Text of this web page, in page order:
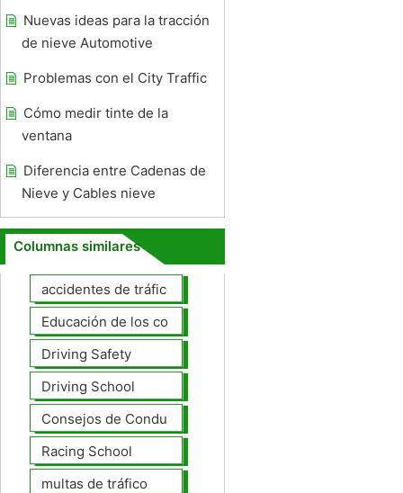
Nuevas ideas para la tracción
de nieve Automotive
Problemas con el City Traffic
Cómo medir tinte de la
ventana
Diferencia entre Cadenas de
Nieve y Cables nieve
Columnas similares
accidentes de tráfico
Educación de los conductores
Driving Safety
Driving School
Consejos de Conducción
Racing School
multas de tráfico